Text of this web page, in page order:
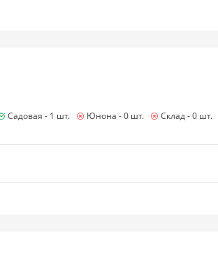
Садовая - 1 шт. Юнона -0 шт. Склад -0 шт.